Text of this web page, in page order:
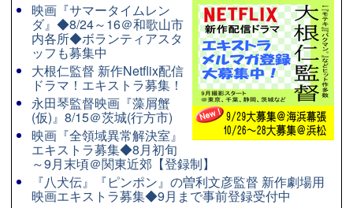
映画『サマータイムレン
ダ』◆8/24～16＠和歌山市
内各所◆ボランティアスタ
ッフも募集中
大根仁監督 新作Netflix配信
ドラマ！エキストラ募集！
永田琴監督映画『藻屑蟹
(仮)』8/15＠茨城(行方市)
映画『全領域異常解決室』
エキストラ募集◆8月初旬
～9月末頃＠関東近郊【登録制】
『八犬伝』『ピンポン』の曽利文彦監督 新作劇場用
映画エキストラ募集◆9月まで事前登録受付中